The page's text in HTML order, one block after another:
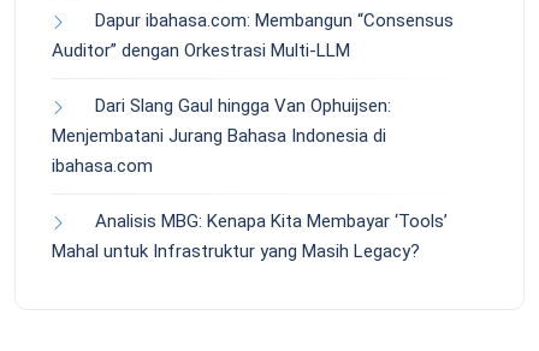
Dapur ibahasa.com: Membangun “Consensus
Auditor” dengan Orkestrasi Multi-LLM
Dari Slang Gaul hingga Van Ophuijsen:
Menjembatani Jurang Bahasa Indonesia di
ibahasa.com
Analisis MBG: Kenapa Kita Membayar ‘Tools’
Mahal untuk Infrastruktur yang Masih Legacy?